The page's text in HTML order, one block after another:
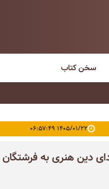
سخن کتاب
۱۴۰۵/۰۱/۲۲ ۰۶:۵۷:۴۹
دین هنری به فرشتگان